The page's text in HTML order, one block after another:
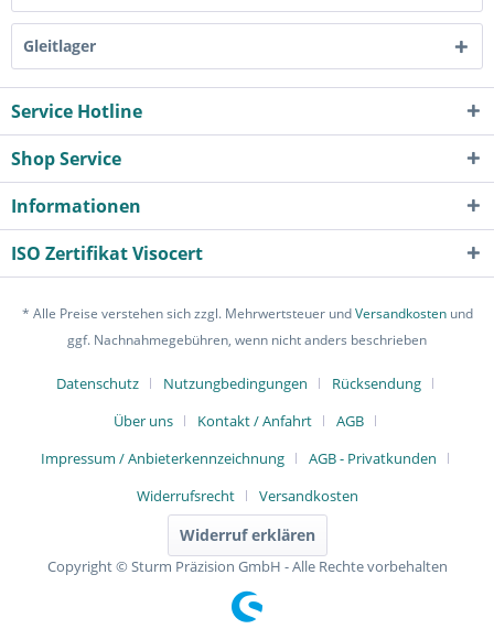
Gleitlager
Service Hotline
Shop Service
Informationen
ISO Zertifikat Visocert
* Alle Preise verstehen sich zzgl. Mehrwertsteuer undVersandkostenund
ggf. Nachnahmegebühren, wenn nicht anders beschrieben
Datenschutz Nutzungbedingungen
Rücksendung
Über uns
Kontakt / Anfahrt
AGB
Impressum / Anbieterkennzeichnung
AGB - Privatkunden
Widerrufsrecht
Versandkosten
Widerruf erklären
Copyright © Sturm Präzision GmbH - Alle Rechte vorbehalten